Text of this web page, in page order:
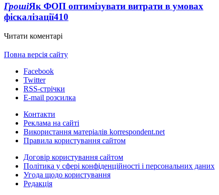
ГрошіЯк ФОП оптимізувати витрати в умовах
фіскалізації410
Читати коментарі
Повна версія сайту
Facebook
Twitter
RSS-стрічки
E-mail розсилка
Контакти
Реклама на сайті
Використання матеріалів korrespondent.net
Правила користування сайтом
Договір користування сайтом
Політика у сфері конфіденційності і персональних даних
Угода щодо користування
Редакція